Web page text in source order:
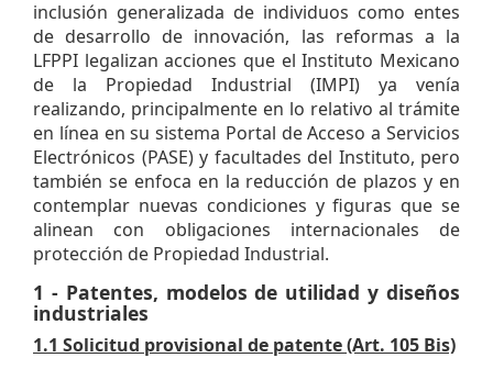
inclusión generalizada de individuos como entes
de desarrollo de innovación, las reformas a la
LFPPI legalizan acciones que el Instituto Mexicano
de la Propiedad Industrial (IMPI) ya venía
realizando, principalmente en lo relativo al trámite
en línea en su sistema Portal de Acceso a Servicios
Electrónicos (PASE) y facultades del Instituto, pero
también se enfoca en la reducción de plazos y en
contemplar nuevas condiciones y figuras que se
alinean con obligaciones internacionales de
protección de Propiedad Industrial.
1 - Patentes, modelos de utilidad y diseños
industriales
1.1 Solicitud provisional de patente (Art. 105 Bis)